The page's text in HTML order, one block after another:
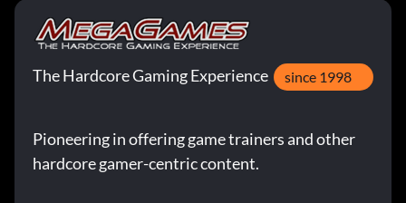
The Hardcore Gaming Experience since 1998
Pioneering in offering game trainers and other
hardcore gamer-centric content.